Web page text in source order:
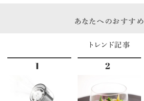
あなたへのおすすめ
トレンド記事